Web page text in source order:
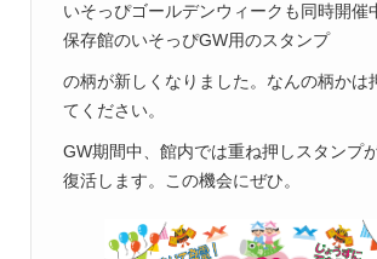
いそっぴゴールデンウィークも同時開催
保存館のいそっぴGW用のスタンプ
の柄が新しくなりました。なんの柄かは
てください。
GW期間中、館内では重ね押しスタンプ
復活します。この機会にぜひ。